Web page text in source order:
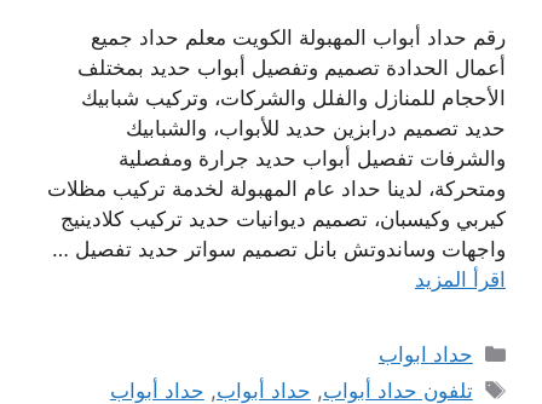
رقم حداد أبواب المهبولة الكويت معلم حداد جميع
أعمال الحدادة تصميم وتفصيل أبواب حديد بمختلف
الأحجام للمنازل والفلل والشركات، وتركيب شبابيك
حديد تصميم درابزين حديد للأبواب، والشبابيك
والشرفات تفصيل أبواب حديد جرارة ومفصلية
ومتحركة، لدينا حداد عام المهبولة لخدمة تركيب مظلات
كيربي وكيسبان، تصميم ديوانيات حديد تركيب كلادينيج
واجهات وساندوتش بانل تصميم سواتر حديد تفصيل …
اقرأ المزيد
التصنيفات
حداد ابواب
الوسوم
تلفون حداد أبواب, حداد أبواب, حداد أبواب